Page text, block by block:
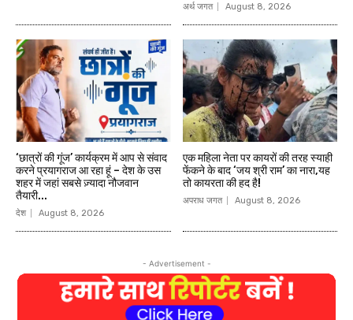
अर्थ जगत August 8, 2026
‘छात्रों की गूंज’ कार्यक्रम में आप से संवाद
करने प्रयागराज आ रहा हूं – देश के उस
शहर में जहां सबसे ज़्यादा नौजवान
तैयारी...
देश August 8, 2026
एक महिला नेता पर कायरों की तरह स्याही
फेंकने के बाद ‘जय श्री राम’ का नारा,यह
तो कायरता की हद है!
अपराध जगत August 8, 2026
- Advertisement -